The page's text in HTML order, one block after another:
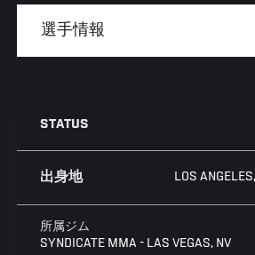
STATUS
出身地 LOS
所属ジム
SYNDICATE MMA - LAS VEGAS, NV